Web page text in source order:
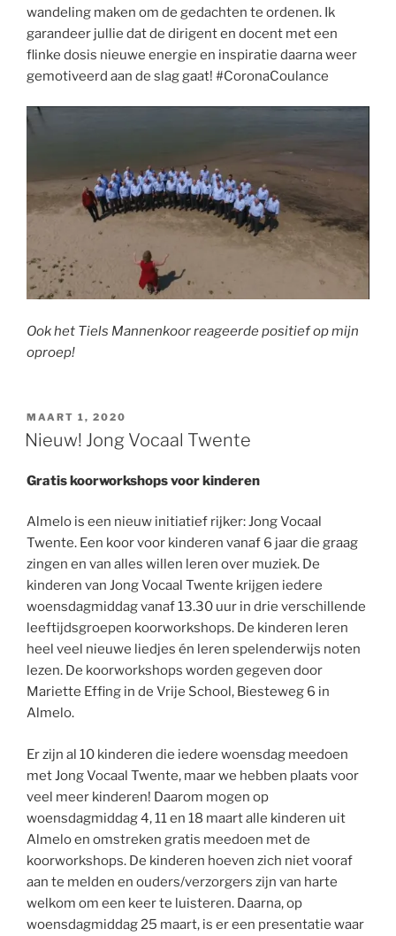
wandeling maken om de gedachten te ordenen. Ik
garandeer jullie dat de dirigent en docent met een
flinke dosis nieuwe energie en inspiratie daarna weer
gemotiveerd aan de slag gaat! #CoronaCoulance
Ook het Tiels Mannenkoor reageerde positief op mijn
oproep!
GEPLAATST
OP
MAART 1, 2020
Nieuw! Jong Vocaal Twente
Gratis koorworkshops voor kinderen
Almelo is een nieuw initiatief rijker: Jong Vocaal
Twente. Een koor voor kinderen vanaf 6 jaar die graag
zingen en van alles willen leren over muziek. De
kinderen van Jong Vocaal Twente krijgen iedere
woensdagmiddag vanaf 13.30 uur in drie verschillende
leeftijdsgroepen koorworkshops. De kinderen leren
heel veel nieuwe liedjes én leren spelenderwijs noten
lezen. De koorworkshops worden gegeven door
Mariette Effing in de Vrije School, Biesteweg 6 in
Almelo.
Er zijn al 10 kinderen die iedere woensdag meedoen
met Jong Vocaal Twente, maar we hebben plaats voor
veel meer kinderen! Daarom mogen op
woensdagmiddag 4, 11 en 18 maart alle kinderen uit
Almelo en omstreken gratis meedoen met de
koorworkshops. De kinderen hoeven zich niet vooraf
aan te melden en ouders/verzorgers zijn van harte
welkom om een keer te luisteren. Daarna, op
woensdagmiddag 25 maart, is er een presentatie waar